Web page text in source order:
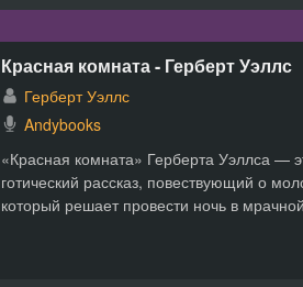
Красная комната - Герберт Уэллс
Герберт Уэллс
Andybooks
«Красная комната» Герберта Уэллса —
готический рассказ, повествующий о
который решает провести ночь в